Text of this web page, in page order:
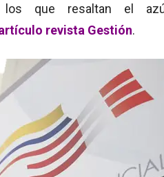
los que resaltan el
revista Gestión.